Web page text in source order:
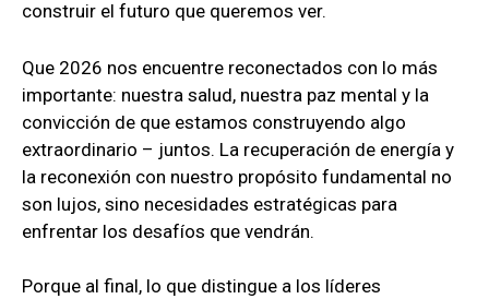
construir el futuro que queremos ver.
Que 2026 nos encuentre reconectados con lo más
importante: nuestra salud, nuestra paz mental y la
convicción de que estamos construyendo algo
extraordinario – juntos. La recuperación de energía y
la reconexión con nuestro propósito fundamental no
son lujos, sino necesidades estratégicas para
enfrentar los desafíos que vendrán.
Porque al final, lo que distingue a los líderes